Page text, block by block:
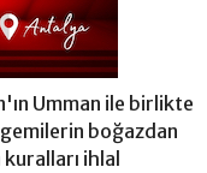
Umman ile birlikte
boğazdan
ihlal